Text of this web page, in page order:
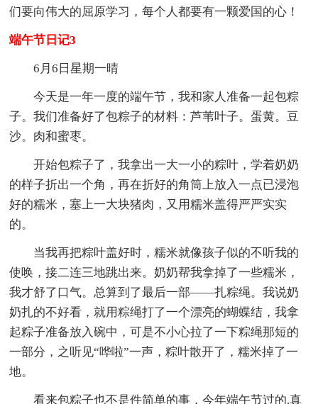
们要向伟大的屈原学习，每个人都要有一颗爱国的心！
端午节日记3
6月6日星期一晴
今天是一年一度的端午节，我和家人准备一起包粽
子。我们准备好了包粽子的材料：芦苇叶子。蛋黄。豆
沙。肉和蜜枣。
开始包粽子了，我拿出一大一小的粽叶，学着奶奶
的样子折出一个角，再在折好的角筒上放入一点已浸泡
好的糯米，塞上一大块猪肉，又用糯米盖得严严实实
的。
当我再把粽叶盖好时，糯米就像孩子似的不听我的
使唤，接二连三地跳出来。奶奶帮我拿掉了一些糯米，
我才舒了口气。总算到了最后一部――扎粽绳。我说奶
奶扎的不好看，就用粽绳打了一个漂亮的蝴蝶结，我拿
起粽子准备放入碗中，可是不小心拉了一下粽绳那短的
一部分，之听见“哗啦”一声，粽叶散开了，糯米掉了一
地。
看来包粽子也不是件简单的事，今年端午节过的.真